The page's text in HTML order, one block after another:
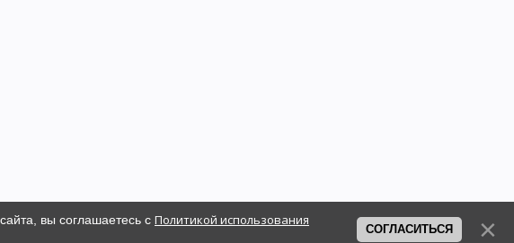
вы соглашаетесь с Политикой использования
СОГЛАСИТЬСЯ